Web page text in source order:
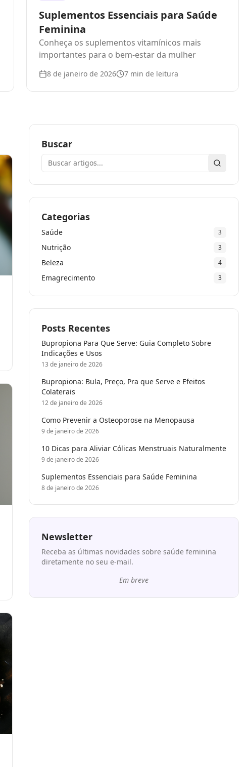
Suplementos Essenciais para Saúde
Feminina
Conheça os suplementos vitamínicos mais
importantes para o bem-estar da mulher
8 de janeiro de 2026 7min de leitura
Buscar
Buscar
Categorias
Saúde 3
Nutrição 3
Beleza 4
Emagrecimento 3
Posts Recentes
Bupropiona Para Que Serve: Guia Completo Sobre
Indicações e Usos
13 de janeiro de 2026
Bupropiona: Bula, Preço, Pra que Serve e Efeitos
Colaterais
12 de janeiro de 2026
Como Prevenir a Osteoporose na Menopausa
9 de janeiro de 2026
10 Dicas para Aliviar Cólicas Menstruais Naturalmente
9 de janeiro de 2026
Suplementos Essenciais para Saúde Feminina
8 de janeiro de 2026
Newsletter
Receba as últimas novidades sobre saúde feminina
diretamente no seu e-mail.
Em breve